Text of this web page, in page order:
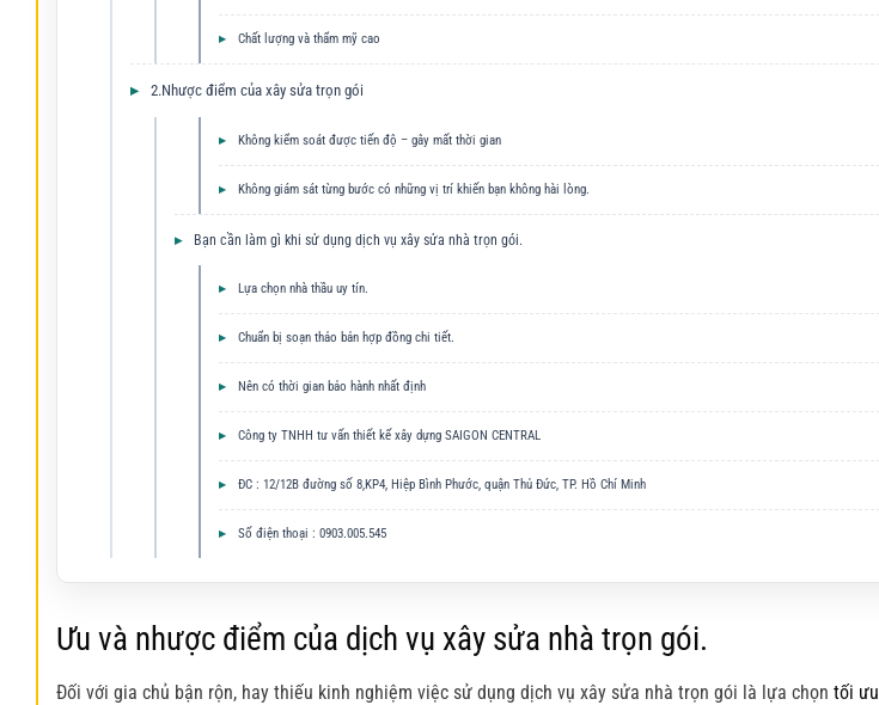
Chất lượng và thẩm mỹ cao
2.Nhược điểm của xây sửa trọn gói
Không kiểm soát được tiến độ – gây mất thời gian
Không giám sát từng bước có những vị trí khiến bạn không hài lòng.
Bạn cần làm gì khi sử dụng dịch vụ xây sửa nhà trọn gói.
Lựa chọn nhà thầu uy tín.
Chuẩn bị soạn thảo bản hợp đồng chi tiết.
Nên có thời gian bảo hành nhất định
Công ty TNHH tư vấn thiết kế xây dựng SAIGON CENTRAL
ĐC : 12/12B đường số 8,KP4, Hiệp Bình Phước, quận Thủ Đức, TP. Hồ Chí Minh
Số điện thoại : 0903.005.545
Ưu và nhược điểm của dịch vụ xây sửa nhà trọn gói.
Đối với gia chủ bận rộn, hay thiếu kinh nghiệm việc sử dụng dịch vụ xây sửa nhà trọn gói là lựa chọn tối ưu